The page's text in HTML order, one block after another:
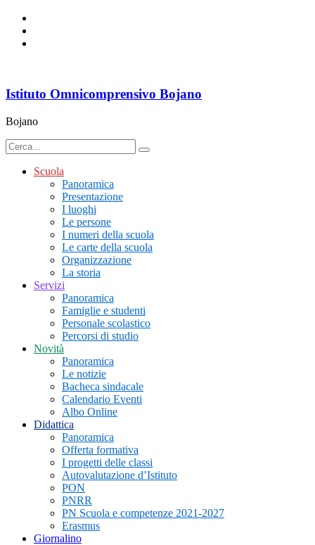
Istituto Omnicomprensivo Bojano
Bojano
Scuola
Panoramica
Presentazione
I luoghi
Le persone
I numeri della scuola
Le carte della scuola
Organizzazione
La storia
Servizi
Panoramica
Famiglie e studenti
Personale scolastico
Percorsi di studio
Novità
Panoramica
Le notizie
Bacheca sindacale
Calendario Eventi
Albo Online
Didattica
Panoramica
Offerta formativa
I progetti delle classi
Autovalutazione d’Istituto
PON
PNRR
PN Scuola e competenze 2021-2027
Erasmus
Giornalino